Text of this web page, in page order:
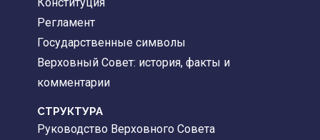
Регламент
Государственные символы
Верховный Совет: история, факты и
комментарии
CТРУКТУРА
Руководство Верховного Совета